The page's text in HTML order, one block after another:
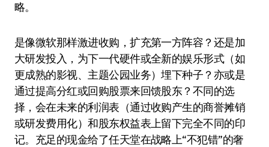
略。
是像微软那样激进收购，扩充第一方阵容？还是加
大研发投入，为下一代硬件或全新的娱乐形式（如
更成熟的影视、主题公园业务）埋下种子？亦或是
通过提高分红或回购股票来回馈股东？不同的选
择，会在未来的利润表（通过收购产生的商誉摊销
或研发费用化）和股东权益表上留下完全不同的印
记。充足的现金给了任天堂在战略上“不犯错”的奢